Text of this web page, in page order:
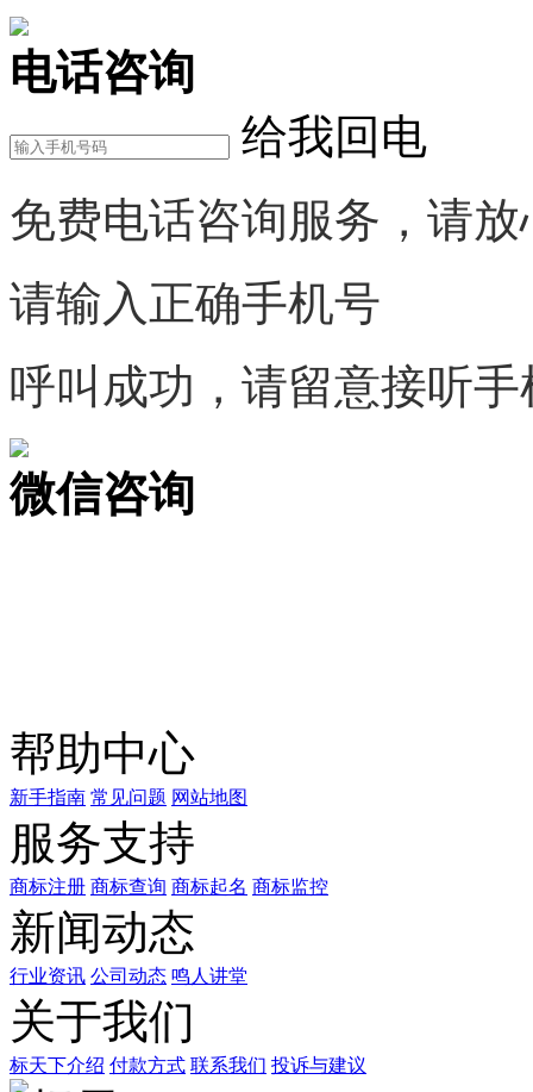
电话咨询
给我回电
免费电话咨询服务，请放
请输入正确手机号
呼叫成功，请留意接听手
微信咨询
帮助中心
新手指南 常见问题 网站地图
服务支持
商标注册 商标查询 商标起名 商标监控
新闻动态
行业资讯 公司动态 鸣人讲堂
关于我们
标天下介绍 付款方式 联系我们 投诉与建议